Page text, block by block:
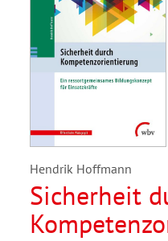
Hendrik Hoffmann
Sicherheit